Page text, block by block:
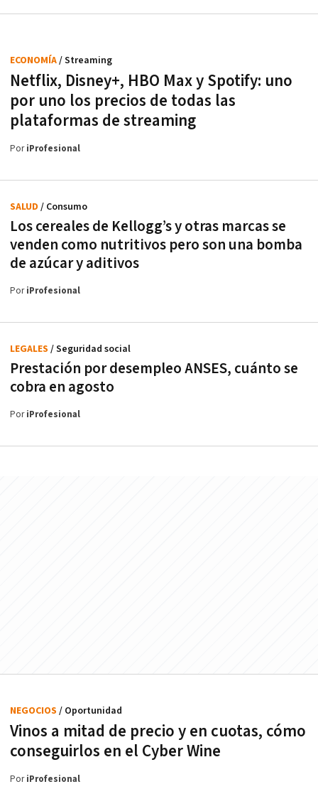
Netflix, Disney+, HBO Max y Spotify: uno
por uno los precios de todas las
plataformas de streaming
ECONOMÍA/ Streaming
PoriProfesional
Los cereales de Kellogg’s y otras marcas se
venden como nutritivos pero son una bomba
de azúcar y aditivos
SALUD / Consumo
PoriProfesional
Prestación por desempleo ANSES, cuánto se
cobra en agosto
LEGALES / Seguridad social
PoriProfesional
Vinos a mitad de precio y en cuotas, cómo
conseguirlos en el Cyber Wine
NEGOCIOS / Oportunidad
PoriProfesional